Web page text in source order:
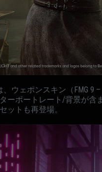
ウェポンスキン（FMG 9
ーポートレート/背景が含
ットも再登場。